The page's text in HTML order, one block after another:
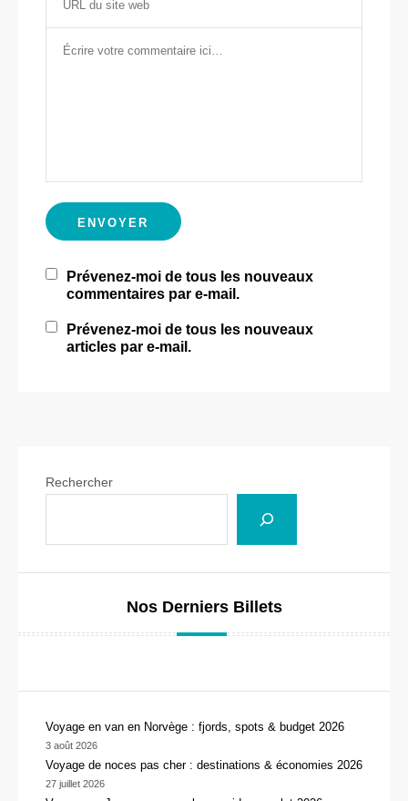
Prévenez-moi de tous les nouveaux
commentaires par e-mail.
Prévenez-moi de tous les nouveaux
articles par e-mail.
Rechercher
Nos Derniers Billets
Voyage en van en Norvège : fjords, spots & budget 2026
3 août 2026
Voyage de noces pas cher : destinations & économies 2026
27 juillet 2026